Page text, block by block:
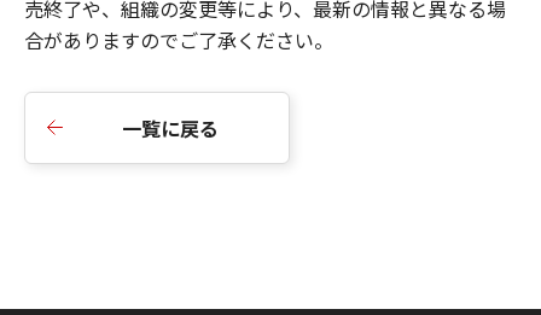
売終了や、組織の変更等により、最新の情報と異なる場
合がありますのでご了承ください。
一覧に戻る